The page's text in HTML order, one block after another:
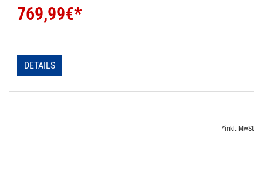
769,99€*
DETAILS
*inkl. MwSt